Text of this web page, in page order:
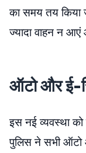
का समय तय किया
ज्यादा वाहन न आएं
ऑटो और ई-
इस नई व्यवस्था
पुलिस ने सभी ऑटो